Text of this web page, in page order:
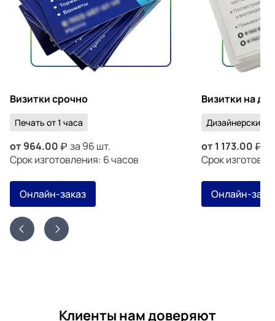
Визитки срочно
Печать от 1 часа
от964.00
за 96 шт.
Срок изготовления: 6 часов
Онлайн-заказ
Визитки на
Дизайнерский
от 1 173.00
Срок
Онлайн-
Клиенты нам доверяют